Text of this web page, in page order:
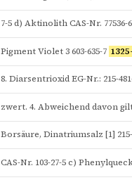
Pigment Violet 3 603-635-7
8. Diarsentrioxid EG-Nr.: 215-
Borsäure, Dinatriumsalz [1] 215-